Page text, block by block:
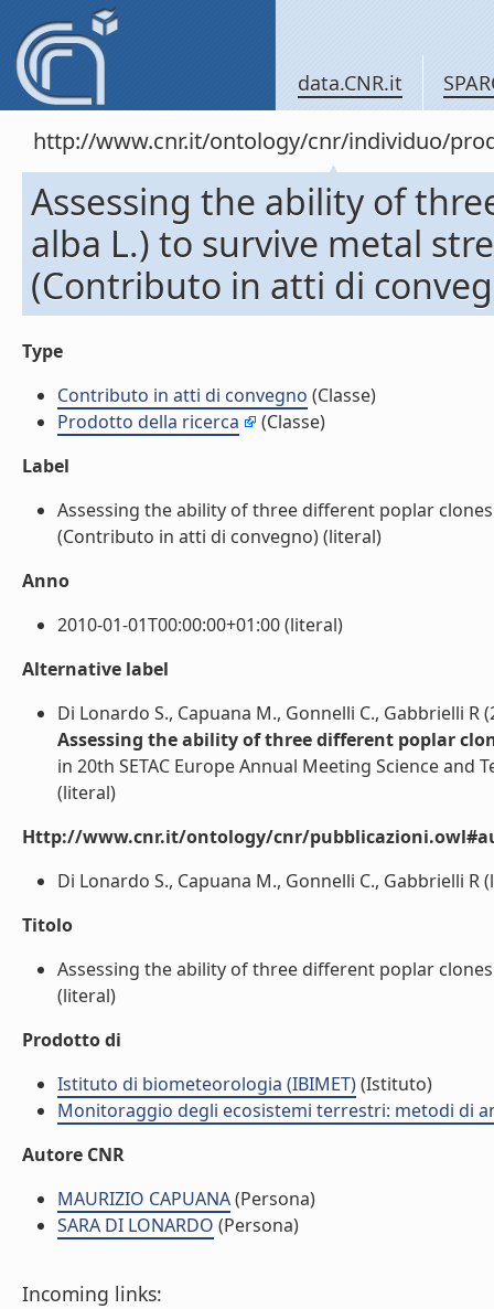
data.CNR.it
http://www.cnr.it/ontology/cnr/individuo/
Assessing the ability of
alba L.) to survive metal
(Contributo in atti di
Type
Contributo in atti di convegno (Classe)
Prodotto della ricerca
(Classe)
Label
Assessing the ability of three different poplar
(Contributo in atti di convegno) (literal)
Anno
2010-01-01T00:00:00+01:00 (literal)
Alternative label
Di Lonardo S., Capuana M., Gonnelli C., Gabbrielli R
Assessing the ability of three different poplar
in 20th SETAC Europe Annual Meeting Science
(literal)
Http://www.cnr.it/ontology/cnr/
Di Lonardo S., Capuana M., Gonnelli C., Gabbrielli R
Titolo
Assessing the ability of three different poplar
(literal)
Prodotto di
Istituto di biometeorologia (IBIMET)(Istituto)
Monitoraggio degli ecosistemi terrestri: metodi di
Autore CNR
MAURIZIO CAPUANA(Persona)
SARA DI LONARDO (Persona)
Incoming links: